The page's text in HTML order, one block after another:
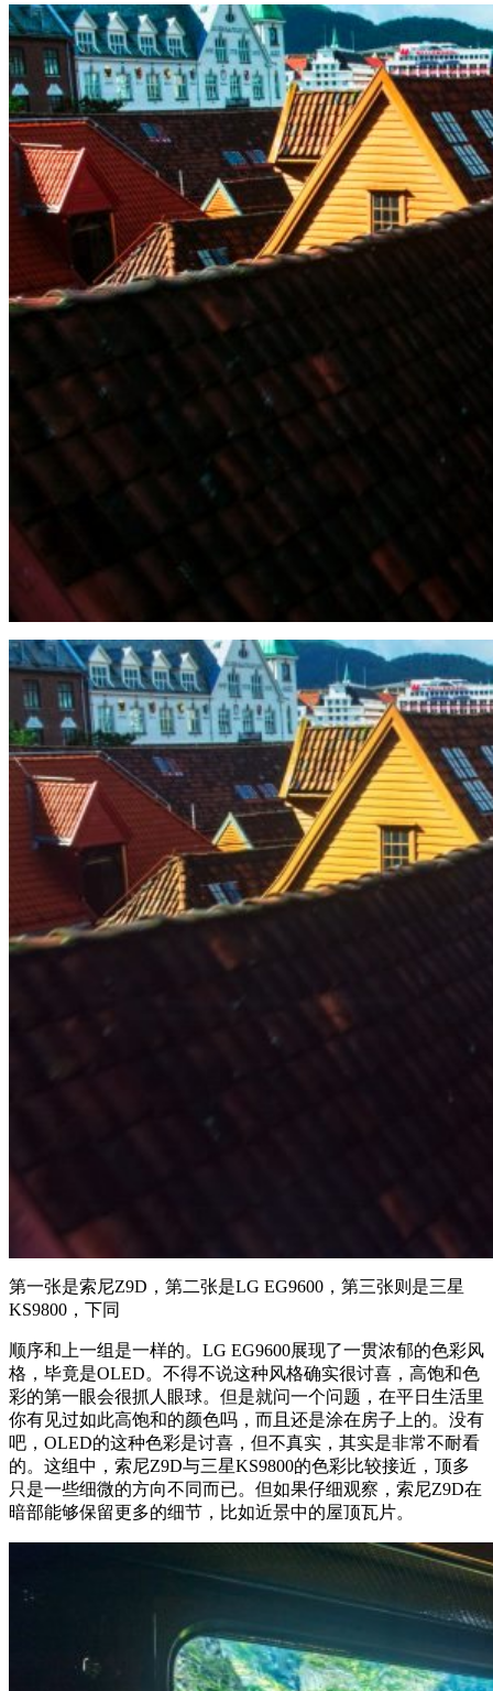
第一张是索尼Z9D，第二张是LG EG9600，第三张则是三星
KS9800，下同
顺序和上一组是一样的。LG EG9600展现了一贯浓郁的色彩风
格，毕竟是OLED。不得不说这种风格确实很讨喜，高饱和色
彩的第一眼会很抓人眼球。但是就问一个问题，在平日生活里
你有见过如此高饱和的颜色吗，而且还是涂在房子上的。没有
吧，OLED的这种色彩是讨喜，但不真实，其实是非常不耐看
的。这组中，索尼Z9D与三星KS9800的色彩比较接近，顶多
只是一些细微的方向不同而已。但如果仔细观察，索尼Z9D在
暗部能够保留更多的细节，比如近景中的屋顶瓦片。